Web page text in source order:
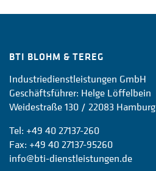
BTI BLOHM & TEREG
Industriedienstleistungen GmbH
Geschäftsführer: Helge Löffelbein
Weidestraße 130 / 22083 Hamburg
Tel: +49 40 27137-260
Fax: +49 40 27137-95260
info@bti-dienstleistungen.de